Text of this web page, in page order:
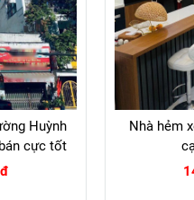
Huỳnh
cực tốt
Nhà hẻm